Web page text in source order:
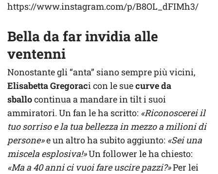
https://www.instagram.com/p/B8OL_dFIMh3/
Bella da far invidia alle
ventenni
Nonostante gli “anta” siano sempre più vicini,
Elisabetta Gregoraci con le suecurve da
sballocontinua a mandare in tilt i suoi
ammiratori. Un fan le ha scritto: «Riconoscerei il
tuo sorriso e la tua bellezza in mezzo a milioni di
persone»e un altro ha subito aggiunto: «Sei una
miscela esplosiva!»Un follower le ha chiesto:
«Ma a 40 anni ci vuoi fare uscire pazzi?»Per lei